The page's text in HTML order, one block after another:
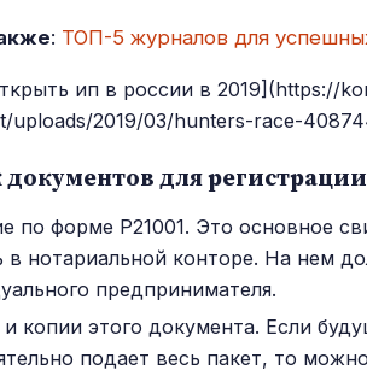
: ТОП-5 журналов для
ип в россии в 2019](https://
uploads/2019/03/hunters-race-
для
по форме Р21001. Это основное
в нотариальной конторе. На нем
предпринимателя.
копии этого документа. Если
подает весь пакет, то